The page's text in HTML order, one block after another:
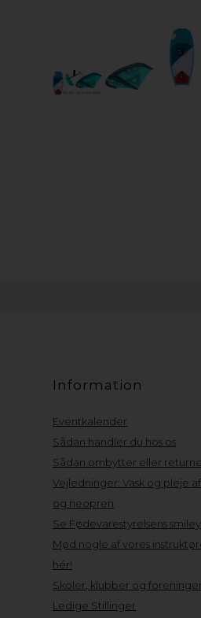
Information
Eventkalender
Sådan handler du hos os
Sådan ombytter eller
Vejledninger: Vask og pleje
og neopren
Se Fødevarestyrelsens
Mød nogle af vores
hér!
Skoler, klubber og foreninger
Ledige Stillinger